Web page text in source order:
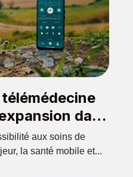
dans
aux soins de
la santé mobile et...